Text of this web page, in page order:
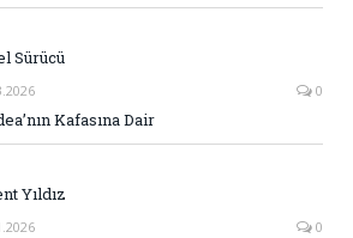
Sürücü
0
Kafasına Dair
Yıldız
0